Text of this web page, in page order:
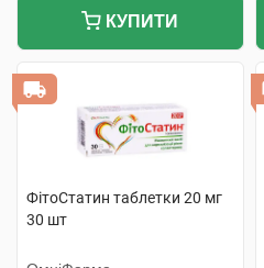
КУПИТИ
ФітоСтатин таблетки 20 мг
30 шт